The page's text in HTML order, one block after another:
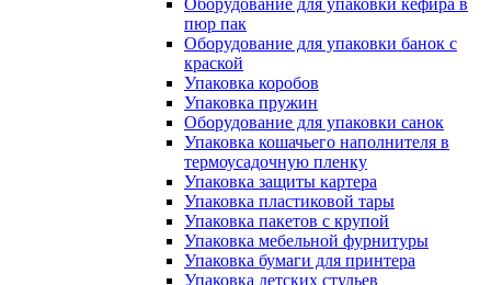
Оборудование для упаковки кефира в
пюр пак
Оборудование для упаковки банок с
краской
Упаковка коробов
Упаковка пружин
Оборудование для упаковки санок
Упаковка кошачьего наполнителя в
термоусадочную пленку
Упаковка защиты картера
Упаковка пластиковой тары
Упаковка пакетов с крупой
Упаковка мебельной фурнитуры
Упаковка бумаги для принтера
Упаковка детских стульев